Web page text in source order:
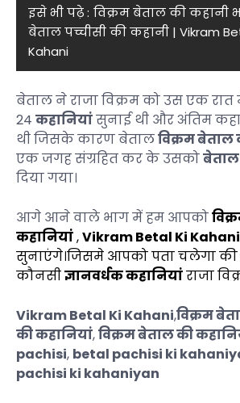
इसे भी पढ़े : विक्रम बेताल की कहानी
बेताल पच्चीसी की कहानी | Vikram
Kahani
बेताल ने राजा विक्रम को उस एक रात
24 कहानियांसुनाई थी और अंतिम
थी जिसके कारण बेतालविक्रम बेताल
एक जगह संग्रहित कर के उसकोबेताल
दिया गया।
आगे आने वाले भाग में हम आपको
कहानियां,Vikram Betal Ki Kahani
सुनाएंगे।जिसमे आपको पता चलेगा
कौनसीज्ञानवर्धक कहानियांराजा
Vikram Betal Ki Kahani,विक्रम
की कहानियां,विक्रम बेताल की
pachisi, betal pachisi ki
pachisi ki kahaniyan